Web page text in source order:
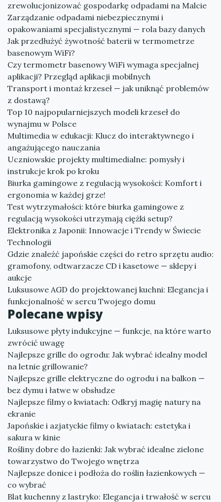
zrewolucjonizować gospodarkę odpadami na Malcie
Zarządzanie odpadami niebezpiecznymi i
opakowaniami specjalistycznymi — rola bazy danych
Jak przedłużyć żywotność baterii w termometrze
basenowym WiFi?
Czy termometr basenowy WiFi wymaga specjalnej
aplikacji? Przegląd aplikacji mobilnych
Transport i montaż krzeseł — jak uniknąć problemów
z dostawą?
Top 10 najpopularniejszych modeli krzeseł do
wynajmu w Polsce
Multimedia w edukacji: Klucz do interaktywnego i
angażującego nauczania
Uczniowskie projekty multimedialne: pomysły i
instrukcje krok po kroku
Biurka gamingowe z regulacją wysokości: Komfort i
ergonomia w każdej grze!
Test wytrzymałości: które biurka gamingowe z
regulacją wysokości utrzymają ciężki setup?
Elektronika z Japonii: Innowacje i Trendy w Świecie
Technologii
Gdzie znaleźć japońskie części do retro sprzętu audio:
gramofony, odtwarzacze CD i kasetowe — sklepy i
aukcje
Luksusowe AGD do projektowanej kuchni: Elegancja i
funkcjonalność w sercu Twojego domu
Polecane wpisy
Luksusowe płyty indukcyjne — funkcje, na które warto
zwrócić uwagę
Najlepsze grille do ogrodu: Jak wybrać idealny model
na letnie grillowanie?
Najlepsze grille elektryczne do ogrodu i na balkon —
bez dymu i łatwe w obsłudze
Najlepsze filmy o kwiatach: Odkryj magię natury na
ekranie
Japońskie i azjatyckie filmy o kwiatach: estetyka i
sakura w kinie
Rośliny dobre do łazienki: Jak wybrać idealne zielone
towarzystwo do Twojego wnętrza
Najlepsze donice i podłoża do roślin łazienkowych —
co wybrać
Blat kuchenny z lastryko: Elegancja i trwałość w sercu